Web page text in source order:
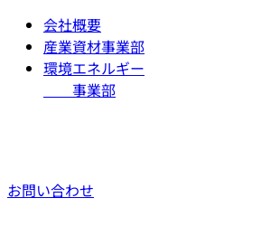
会社概要
産業資材事業部
環境エネルギー
事業部
お問い合わせ